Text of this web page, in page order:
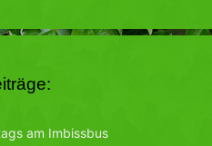
am Imbissbus